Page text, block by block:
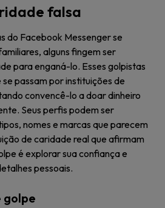
falsa
do Facebook Messenger se
alguns fingem ser
para enganá-lo. Esses golpistas
passam por instituições de
convencê-lo a doar dinheiro
Seus perfis podem ser
nomes e marcas que parecem
de caridade real que afirmam
é explorar sua confiança e
pessoais.
golpe